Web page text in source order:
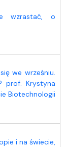
wzrastać, o
we wrześniu.
prof. Krystyna
Biotechnologii
i na świecie,